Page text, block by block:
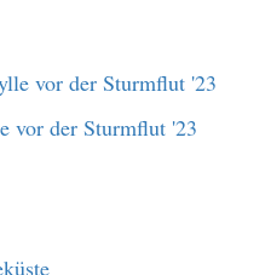
vor der Sturmflut '23